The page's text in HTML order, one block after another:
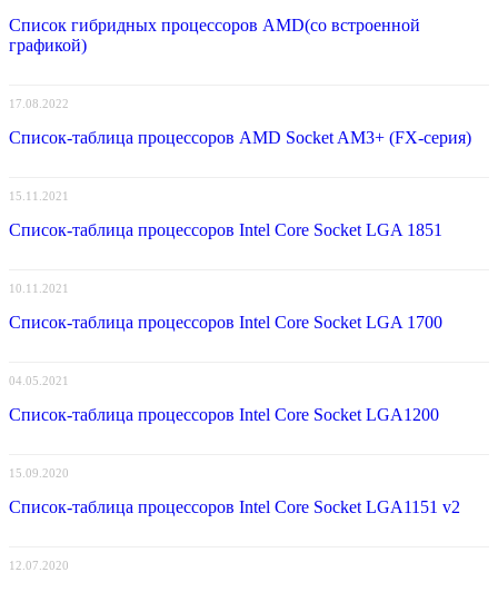
Список гибридных процессоров AMD(со встроенной
графикой)
17.08.2022
Список-таблица процессоров AMD Socket AM3+ (FX-серия)
15.11.2021
Список-таблица процессоров Intel Core Socket LGA 1851
10.11.2021
Список-таблица процессоров Intel Core Socket LGA 1700
04.05.2021
Список-таблица процессоров Intel Core Socket LGA1200
15.09.2020
Список-таблица процессоров Intel Core Socket LGA1151 v2
12.07.2020